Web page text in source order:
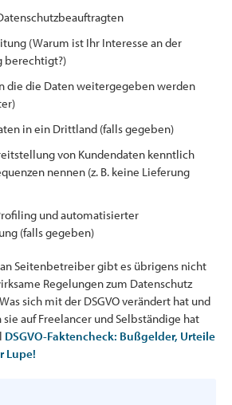
(Warum ist Ihr Interesse an der
berechtigt?)
die die Daten weitergegeben werden
in ein Drittland (falls gegeben)
von Kundendaten kenntlich
nennen (z. B. keine Lieferung
und automatisierter
(falls gegeben)
Seitenbetreiber gibt es übrigens nicht
Regelungen zum Datenschutz
sich mit der DSGVO verändert hat und
auf Freelancer und Selbständige hat
DSGVO-Faktencheck: Bußgelder, Urteile
Lupe!